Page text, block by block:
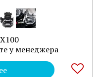
у менеджера